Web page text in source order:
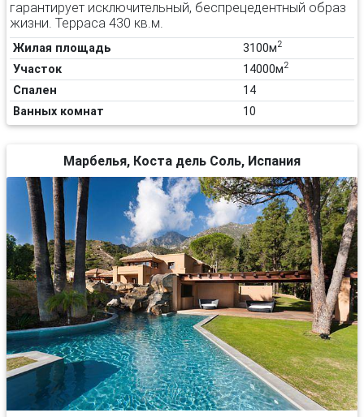
гарантирует исключительный, беспрецедентный образ
жизни. Терраса 430 кв.м.
Жилая площадь 3100м2
Участок 14000м2
Спален
14
Ванных комнат
10
Марбелья, Коста дель Соль, Испания